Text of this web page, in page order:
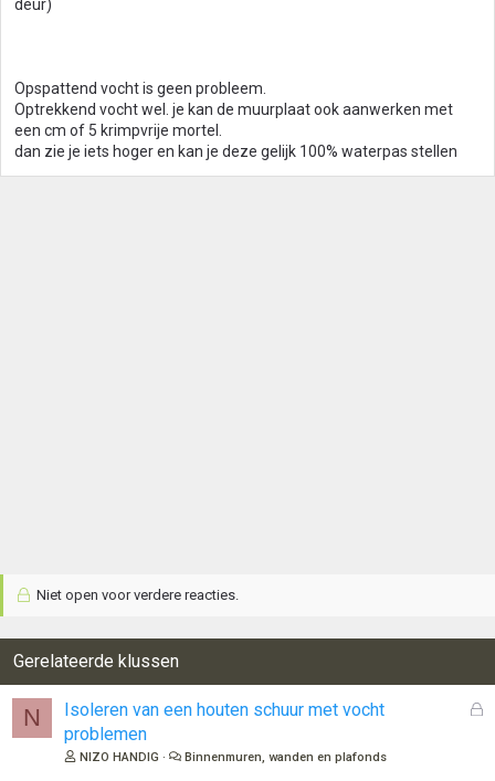
deur)
Opspattend vocht is geen probleem.
Optrekkend vocht wel. je kan de muurplaat ook aanwerken met
een cm of 5 krimpvrije mortel.
dan zie je iets hoger en kan je deze gelijk 100% waterpas stellen
Niet open voor verdere reacties.
Gerelateerde klussen
N
G
Isoleren van een houten schuur met vocht
problemen
NIZO HANDIG Binnenmuren, wanden en plafonds